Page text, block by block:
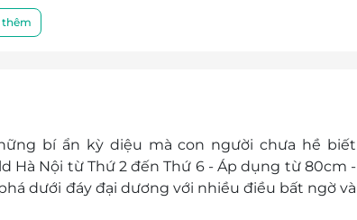
mại khác.
đơn vui lòng liên hệ NCC.
thêm
bí ẩn kỳ diệu mà con người chưa hề biết
Hà Nội từ Thứ 2 đến Thứ 6 - Áp dụng từ 80cm -
dưới đáy đại dương với nhiều điều bất ngờ và